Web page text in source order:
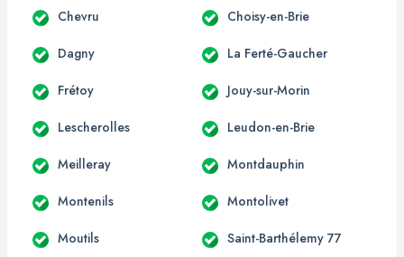
Chevru Choisy-en-Brie
Dagny La Ferté-Gaucher
Frétoy Jouy-sur-Morin
Lescherolles Leudon-en-Brie
Meilleray Montdauphin
Montenils Montolivet
Moutils Saint-Barthélemy 77